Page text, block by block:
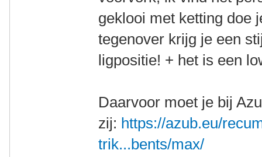
geklooi met ketting doe
tegenover krijg je een
ligpositie! + het is een
Daarvoor moet je bij
zij: https://azub.eu/
trik...bents/max/